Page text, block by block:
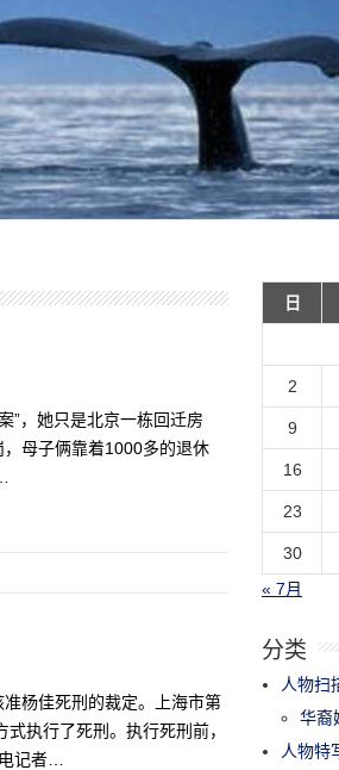
”，她只是北京一栋回迁房
母子俩靠着1000多的退休
杨佳死刑的裁定。上海市第
执行了死刑。执行死刑前，
记者…
日
2
9
16
23
30
« 7月
分类
人物扫
华裔
人物特